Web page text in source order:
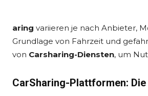
aring variieren je nach Anbieter,
Grundlage von Fahrzeit und
von Carsharing-Diensten, um
CarSharing-Plattformen: